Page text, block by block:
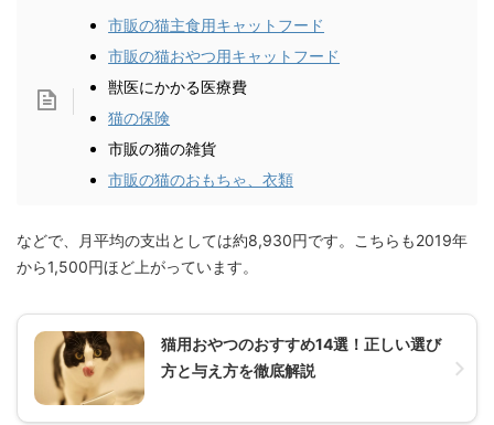
市販の猫主食用キャットフード
市販の猫おやつ用キャットフード
獣医にかかる医療費
猫の保険
市販の猫の雑貨
市販の猫のおもちゃ、衣類
などで、月平均の支出としては約8,930円です。こちらも2019年
から1,500円ほど上がっています。
猫用おやつのおすすめ14選！正しい選び
方と与え方を徹底解説